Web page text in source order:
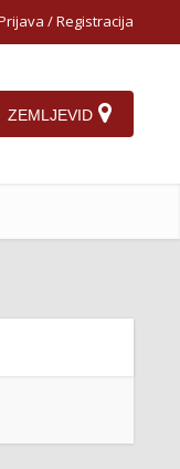
/ Registracija
ZEMLJEVID